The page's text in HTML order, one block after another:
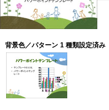
背景色／パターン 1 種類設定済み